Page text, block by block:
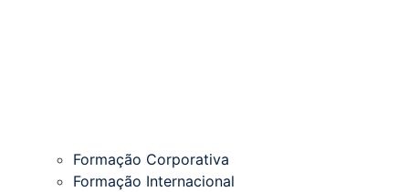
Formação Corporativa
Formação Internacional